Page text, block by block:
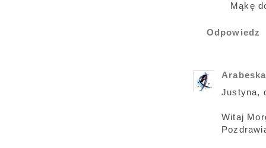
Mąkę
Odpowiedz
Justyna,
Witaj